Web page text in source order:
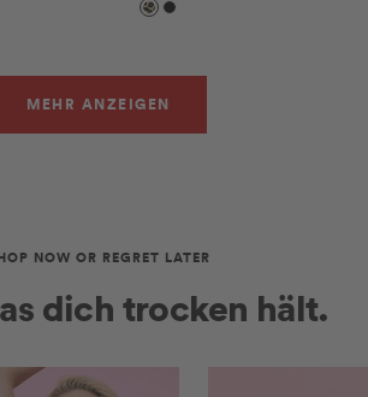
LeoSchwarz
MEHR ANZEIGEN
NOW OR REGRET LATER
dich trocken hält.